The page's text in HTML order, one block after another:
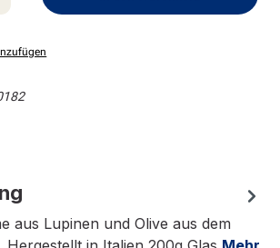
aus Lupinen und Olive aus dem